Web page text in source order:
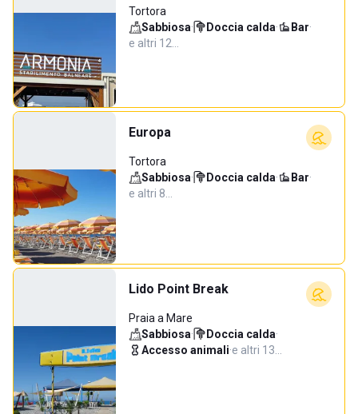
Tortora
Sabbiosa· Doccia calda· Bar·
e altri 12…
Europa
Tortora
Sabbiosa· Doccia calda· Bar·
e altri 8…
Lido Point Break
Praia a Mare
Sabbiosa· Doccia calda·
Accesso animali·e altri 13…